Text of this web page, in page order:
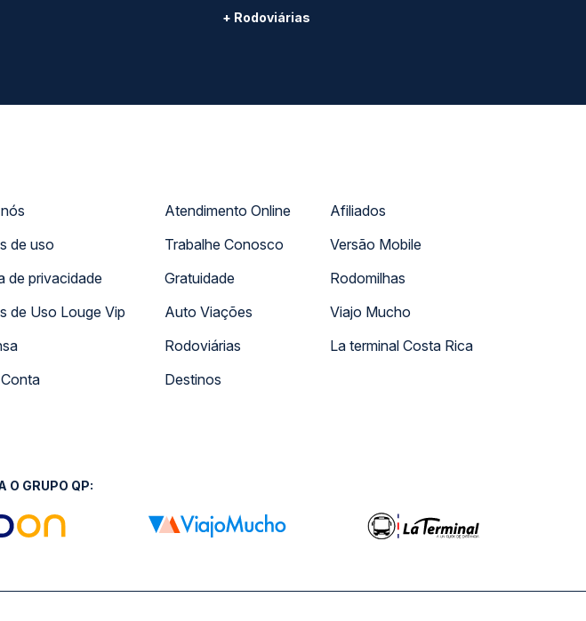
+ Rodoviárias
de uso
de privacidade
de Uso Louge Vip
Atendimento Online
Trabalhe Conosco
Gratuidade
Auto Viações
Rodoviárias
Destinos
Afiliados
Versão Mobile
Rodomilhas
Viajo Mucho
La terminal Costa Rica
O GRUPO QP: